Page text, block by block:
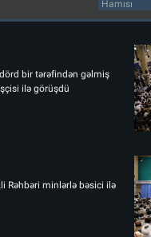
bir tərəfindən gəlmiş
ilə görüşdü
Rəhbəri minlərlə bəsici ilə